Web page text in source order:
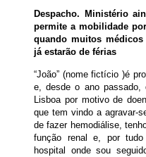
Despacho. Ministério
permite a mobilidade
quando muitos médicos
já estarão de férias
“João” (nome fictício )é
e, desde o ano passado,
Lisboa por motivo de
que tem vindo a agravar-
de fazer hemodiálise,
função renal e, por
hospital onde sou